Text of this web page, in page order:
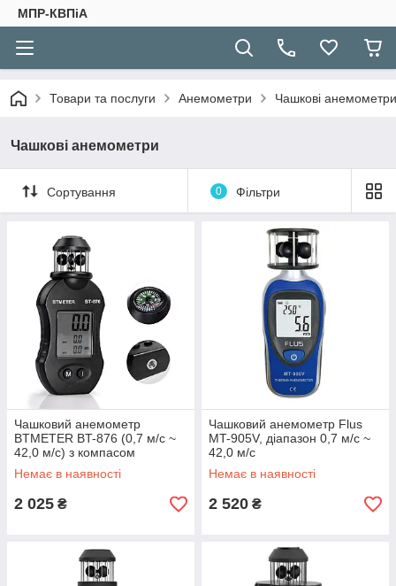
МПР-КВПіА
Товари та послуги Анемометри Чашкові анемометри
Чашкові анемометри
Сортування 0 Фільтри
Чашковий анемометр
BTMETER BT-876 (0,7 м/с ~
42,0 м/с) з компасом
Немає в наявності
2 025 ₴
Чашковий анемометр Flus
MT-905V, діапазон 0,7 м/с ~
42,0 м/с
Немає в наявності
2 520 ₴